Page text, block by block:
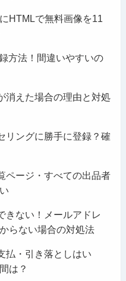
HTMLで無料画像を11
方法！間違いやすいの
消えた場合の理由と対処
リングに勝手に登録？確
ページ・すべての出品者
きない！メールアドレ
らない場合の対処法
払・引き落としはい
は？